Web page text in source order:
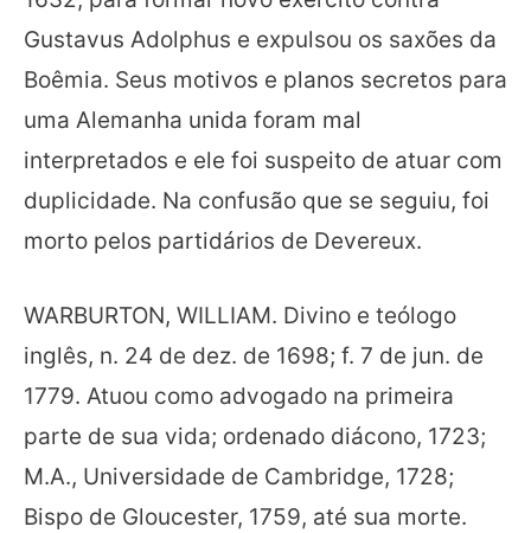
Gustavus Adolphus e expulsou os saxões da
Boêmia. Seus motivos e planos secretos para
uma Alemanha unida foram mal
interpretados e ele foi suspeito de atuar com
duplicidade. Na confusão que se seguiu, foi
morto pelos partidários de Devereux.
WARBURTON, WILLIAM. Divino e teólogo
inglês, n. 24 de dez. de 1698; f. 7 de jun. de
1779. Atuou como advogado na primeira
parte de sua vida; ordenado diácono, 1723;
M.A., Universidade de Cambridge, 1728;
Bispo de Gloucester, 1759, até sua morte.